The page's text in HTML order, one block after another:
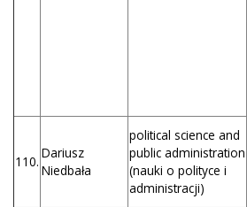
110.
Dariusz
Niedbała
political science and
public administration
(nauki o polityce i
administracji)